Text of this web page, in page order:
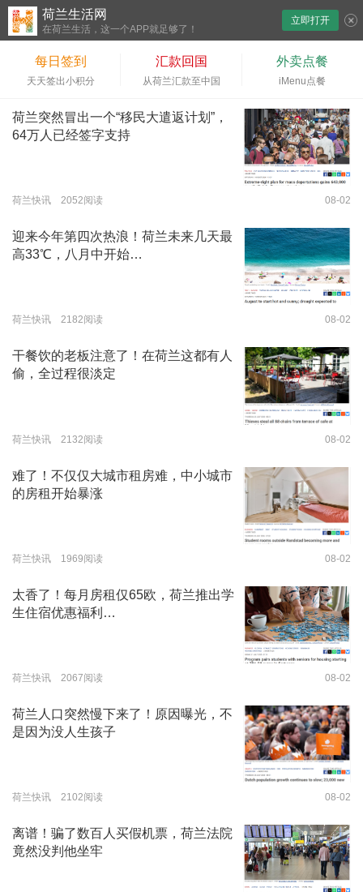
荷兰生活网
在荷兰生活，这一个APP就足够了！
立即打开
每日签到
天天签出小积分
汇款回国
从荷兰汇款至中国
外卖点餐
iMenu点餐
荷兰突然冒出一个“移民大遣返计划”，
64万人已经签字支持
荷兰快讯 2052阅读 08-02
迎来今年第四次热浪！荷兰未来几天最
高33℃，八月中开始…
荷兰快讯 2182阅读 08-02
干餐饮的老板注意了！在荷兰这都有人
偷，全过程很淡定
荷兰快讯 2132阅读 08-02
难了！不仅仅大城市租房难，中小城市
的房租开始暴涨
荷兰快讯 1969阅读 08-02
太香了！每月房租仅65欧，荷兰推出学
生住宿优惠福利…
荷兰快讯 2067阅读 08-02
荷兰人口突然慢下来了！原因曝光，不
是因为没人生孩子
荷兰快讯 2102阅读 08-02
离谱！骗了数百人买假机票，荷兰法院
竟然没判他坐牢